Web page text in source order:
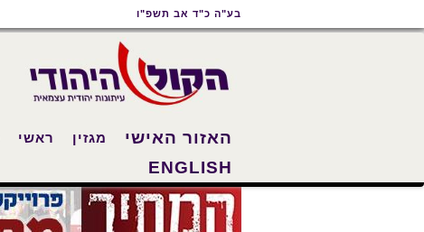
נגישות
ראשי
ראשי
בע"ה כ"ד אב תשפ"ו
האזור האישי מגזין ראשי
ENGLISH